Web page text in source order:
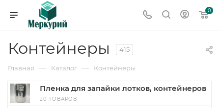
0
Контейнеры 415
Главная — Каталог — Контейнеры
Пленка для запайки лотков, контейнеров
20 ТОВАРОВ